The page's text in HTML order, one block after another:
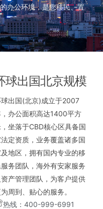
办公环境，是您移民、置
球出国北京规模
出国(北京)成立于2007
办公面积高达1400平方
坐落于CBD核心区具备国
定资质，业务覆盖诸多国
地区，拥有国内专业的移
服务团队，海外有安家服务
资产管理团队，为客户提供
周到、贴心的服务。
热线：400-999-6991